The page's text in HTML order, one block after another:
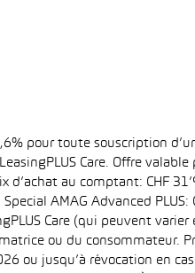
pour toute souscription
Care. Offre
d’achat au comptant: CHF
AMAG Advanced
Care (qui peuvent
ou du consommateur.
ou jusqu’à révocation en